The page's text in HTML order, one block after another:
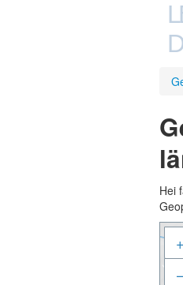
Hei
+